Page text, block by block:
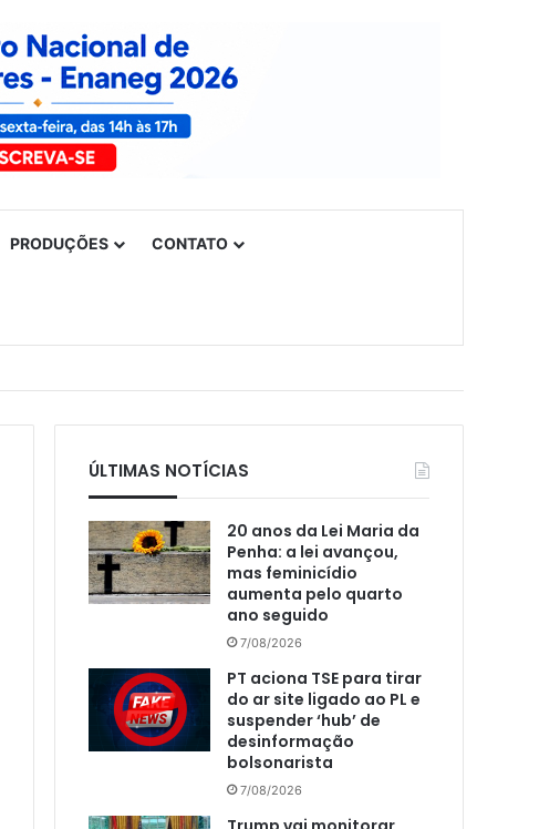
PRODUÇÕES CONTATO
ÚLTIMAS NOTÍCIAS
20 anos da Lei Maria da
Penha: a lei avançou,
mas feminicídio
aumenta pelo quarto
ano seguido
7/08/2026
PT aciona TSE para tirar
do ar site ligado ao PL e
suspender ‘hub’ de
desinformação
bolsonarista
7/08/2026